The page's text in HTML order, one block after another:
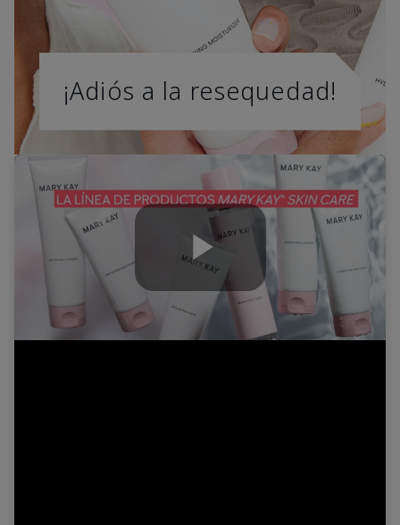
¡Adiós a la resequedad!
Play